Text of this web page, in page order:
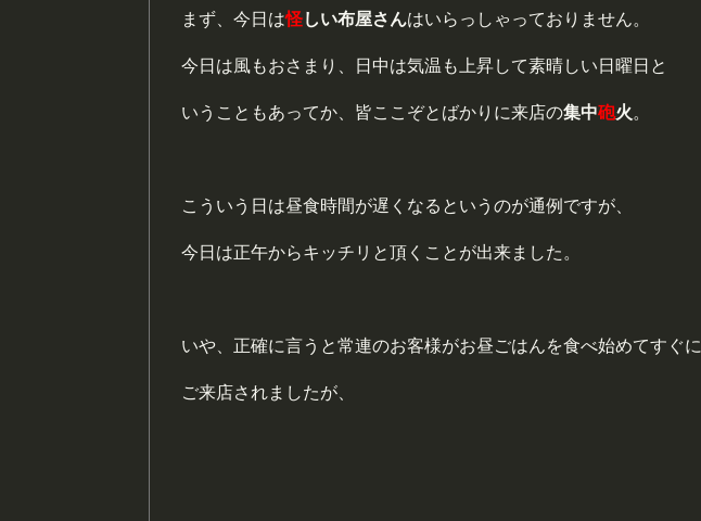
まず、今日は怪しい布屋さんはいらっしゃっておりません。
今日は風もおさまり、日中は気温も上昇して素晴しい日曜日と
いうこともあってか、皆ここぞとばかりに来店の集中砲火。
こういう日は昼食時間が遅くなるというのが通例ですが、
今日は正午からキッチリと頂くことが出来ました。
いや、正確に言うと常連のお客様がお昼ごはんを食べ始めてすぐに
ご来店されましたが、